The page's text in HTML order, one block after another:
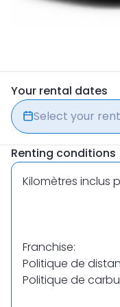
Your rental dates
Select your
Renting conditions
Kilomètres inclus
Franchise:
Politique de
Politique de